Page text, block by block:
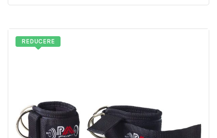
a
este:
REDUCERE